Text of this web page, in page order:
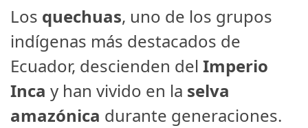
Los quechuas, uno de los grupos
indígenas más destacados de
Ecuador, descienden del Imperio
Inca y han vivido en la selva
amazónica durante generaciones.